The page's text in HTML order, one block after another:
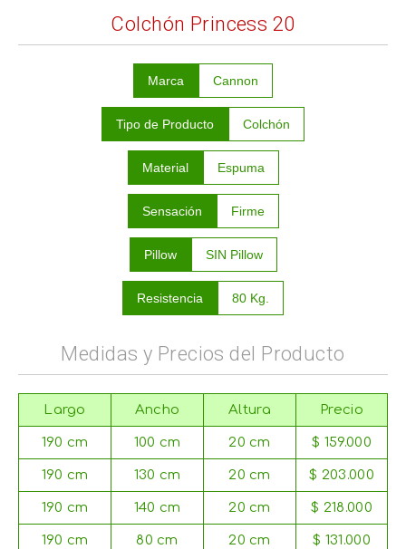
Colchón Princess 20
Marca Cannon
Tipo de Producto Colchón
Material Espuma
Sensación Firme
Pillow SIN Pillow
Resistencia 80 Kg.
Medidas y Precios del Producto
Largo Ancho Altura Precio
190 cm 100 cm 20 cm $ 159.000
190 cm 130 cm 20 cm $ 203.000
190 cm 140 cm 20 cm $ 218.000
190 cm 80 cm 20 cm $ 131.000